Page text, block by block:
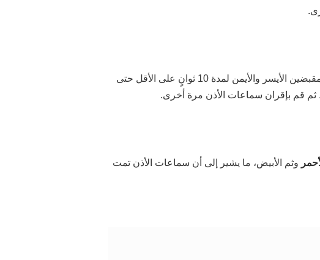
ضَع سماعات الأذن في علبة الشحن وأبقِ العلبة مفتوحة. انقر مطولاً على منطقة التحكم بالنقر على المقبضين الأيسر والأيمن لمدة 10 ثوانٍ على الأقل حتى
ثم قم بإقران سماعات الأذن مرة أخرى.
وثم الأبيض، ما يشير إلى أن سماعات الأذن تمت